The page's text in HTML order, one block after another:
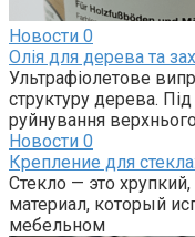
Новости 0
Олія для дерева та
Ультрафіолетове
структуру дерева.
руйнування
Новости 0
Крепление для
Стекло — это
материал, который
мебельном